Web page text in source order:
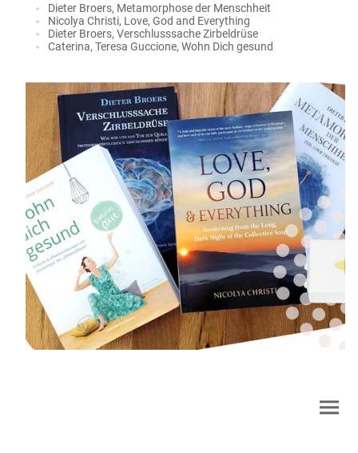
Dieter Broers, Metamorphose der Menschheit
Nicolya Christi, Love, God and Everything
Dieter Broers, Verschlusssache Zirbeldrüse
Caterina, Teresa Guccione, Wohn Dich gesund